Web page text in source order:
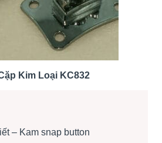
Kim Loại KC832
– Kam snap button